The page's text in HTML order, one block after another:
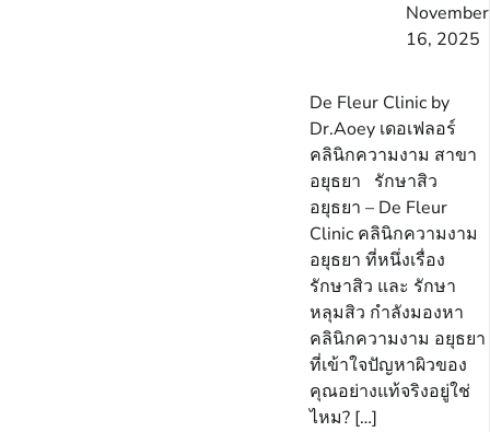
November
16, 2025
De Fleur Clinic by
Dr.Aoey เดอเฟลอร์
คลินิกความงาม สาขา
อยุธยา รักษาสิว
อยุธยา – De Fleur
Clinic คลินิกความงาม
อยุธยา ที่หนึ่งเรื่อง
รักษาสิว และ รักษา
หลุมสิว กำลังมองหา
คลินิกความงาม อยุธยา
ที่เข้าใจปัญหาผิวของ
คุณอย่างแท้จริงอยู่ใช่
ไหม? […]